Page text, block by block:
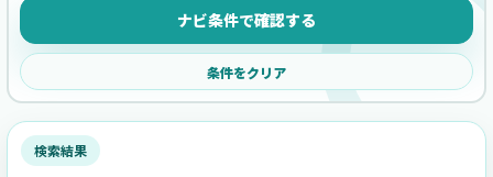
ナビ条件で確認する
条件をクリア
検索結果